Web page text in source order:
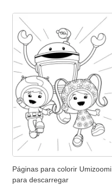
Páginas para colorir Umizoomi
para descarregar